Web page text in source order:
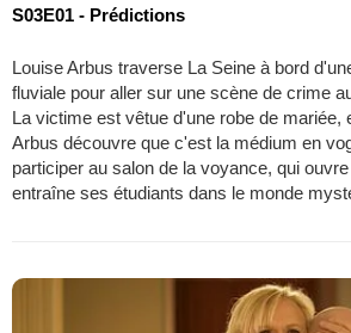
S03E01 - Prédictions
Louise Arbus traverse La Seine à bord
fluviale pour aller sur une scène de crime
La victime est vêtue d'une robe de mariée,
Arbus découvre que c'est la médium en
participer au salon de la voyance, qui
entraîne ses étudiants dans le monde